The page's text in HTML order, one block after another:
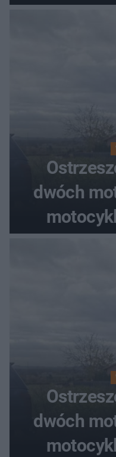
dwóch
dwóch